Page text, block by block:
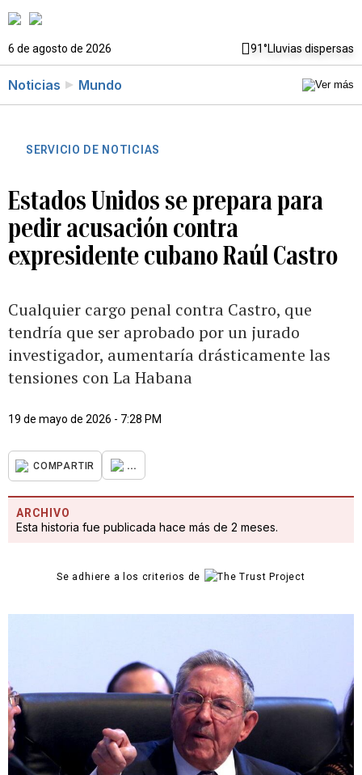
6 de agosto de 2026 91°Lluvias dispersas
Noticias Mundo
SERVICIO DE NOTICIAS
Estados Unidos se prepara para
pedir acusación contra
expresidente cubano Raúl Castro
Cualquier cargo penal contra Castro, que
tendría que ser aprobado por un jurado
investigador, aumentaría drásticamente las
tensiones con La Habana
19 de mayo de 2026 - 7:28 PM
COMPARTIR ...
ARCHIVO
Esta historia fue publicada hace más de 2 meses.
Se adhiere a los criterios de